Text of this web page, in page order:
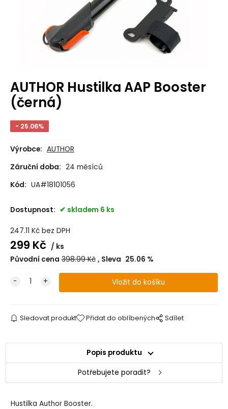
AUTHOR Hustilka AAP Booster
(černá)
- 25.06%
Výrobce: AUTHOR
Záruční doba: 24 měsíců
Kód: UA#18101056
Dostupnost: skladem 6 ks
247.11 Kč bez DPH
299 Kč
ks
Původní cena 398.99Kč Sleva 25.06 %
Sledovat produkt Přidat do oblíbených Sdílet
Popis produktu
Potřebujete poradit?
Hustilka Author Booster.